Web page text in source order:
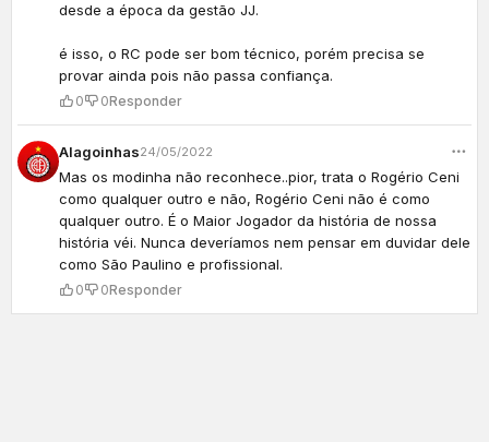
desde a época da gestão JJ.
é isso, o RC pode ser bom técnico, porém precisa se
provar ainda pois não passa confiança.
0 0Responder
Alagoinhas24/05/2022
Mas os modinha não reconhece..pior, trata o Rogério Ceni
como qualquer outro e não, Rogério Ceni não é como
qualquer outro. É o Maior Jogador da história de nossa
história véi. Nunca deveríamos nem pensar em duvidar dele
como São Paulino e profissional.
0 0Responder